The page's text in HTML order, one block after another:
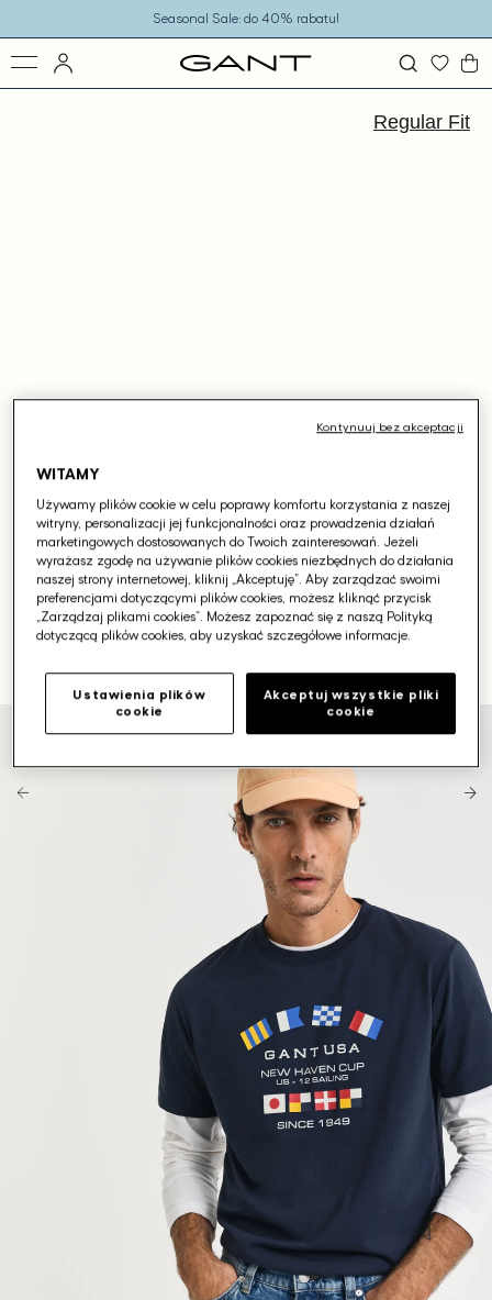
Seasonal Sale: do 40% rabatu!
Regular Fit
Otwórz
media
1
w
galerii
WITAMY
Używamy plików cookie w celu poprawy komfortu korzystania z naszej
witryny, personalizacji jej funkcjonalności oraz prowadzenia działań
marketingowych dostosowanych do Twoich zainteresowań. Jeżeli
wyrażasz zgodę na używanie plików cookies niezbędnych do działania
naszej strony internetowej, kliknij „Akceptuję”. Aby zarządzać swoimi
preferencjami dotyczącymi plików cookies, możesz kliknąć przycisk
„Zarządzaj plikami cookies”. Możesz zapoznać się z naszą Polityką
dotyczącą plików cookies, aby uzyskać szczegółowe informacje.
Ustawienia plików
cookie
Akceptuj wszystkie pliki
cookie
Kontynuuj bez akceptacji